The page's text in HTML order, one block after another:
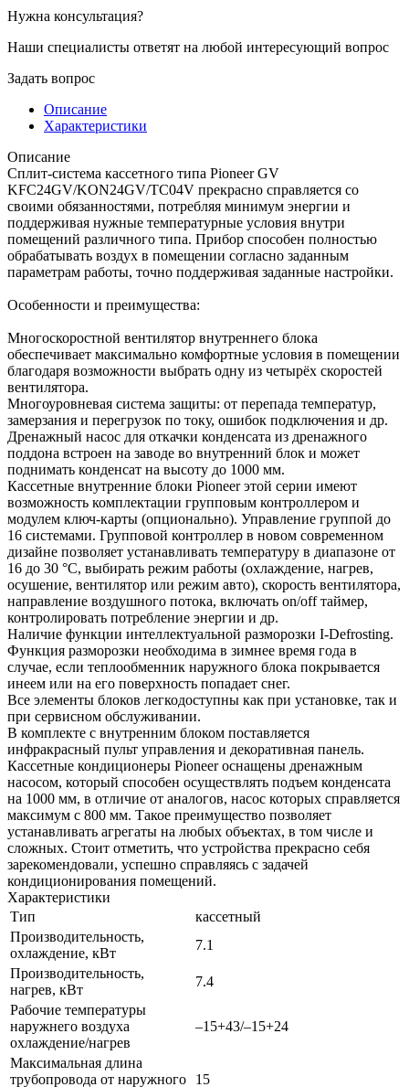
Нужна консультация?
Наши специалисты ответят на любой интересующий вопрос
Задать вопрос
Описание
Характеристики
Описание
Сплит-система кассетного типа Pioneer GV
KFC24GV/KON24GV/TC04V прекрасно справляется со
своими обязанностями, потребляя минимум энергии и
поддерживая нужные температурные условия внутри
помещений различного типа. Прибор способен полностью
обрабатывать воздух в помещении согласно заданным
параметрам работы, точно поддерживая заданные настройки.
Особенности и преимущества:
Многоскоростной вентилятор внутреннего блока
обеспечивает максимально комфортные условия в помещении
благодаря возможности выбрать одну из четырёх скоростей
вентилятора.
Многоуровневая система защиты: от перепада температур,
замерзания и перегрузок по току, ошибок подключения и др.
Дренажный насос для откачки конденсата из дренажного
поддона встроен на заводе во внутренний блок и может
поднимать конденсат на высоту до 1000 мм.
Кассетные внутренние блоки Pioneer этой серии имеют
возможность комплектации групповым контроллером и
модулем ключ-карты (опционально). Управление группой до
16 системами. Групповой контроллер в новом современном
дизайне позволяет устанавливать температуру в диапазоне от
16 до 30 °C, выбирать режим работы (охлаждение, нагрев,
осушение, вентилятор или режим авто), скорость вентилятора,
направление воздушного потока, включать on/off таймер,
контролировать потребление энергии и др.
Наличие функции интеллектуальной разморозки I-Defrosting.
Функция разморозки необходима в зимнее время года в
случае, если теплообменник наружного блока покрывается
инеем или на его поверхность попадает снег.
Все элементы блоков легкодоступны как при установке, так и
при сервисном обслуживании.
В комплекте с внутренним блоком поставляется
инфракрасный пульт управления и декоративная панель.
Кассетные кондиционеры Pioneer оснащены дренажным
насосом, который способен осуществлять подъем конденсата
на 1000 мм, в отличие от аналогов, насос которых справляется
максимум с 800 мм. Такое преимущество позволяет
устанавливать агрегаты на любых объектах, в том числе и
сложных. Стоит отметить, что устройства прекрасно себя
зарекомендовали, успешно справляясь с задачей
кондиционирования помещений.
Характеристики
Тип
кассетный
Производительность,
охлаждение, кВт
7.1
Производительность,
нагрев, кВт
7.4
Рабочие температуры
наружнего воздуха
охлаждение/нагрев
–15+43/–15+24
Максимальная длина
трубопровода от наружного
15